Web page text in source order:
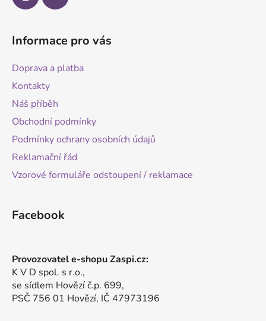
Informace pro vás
Doprava a platba
Kontakty
Náš příběh
Obchodní podmínky
Podmínky ochrany osobních údajů
Reklamační řád
Vzorové formuláře odstoupení / reklamace
Facebook
Provozovatel e-shopu Zaspi.cz:
K V D spol. s r.o.,
se sídlem Hovězí č.p. 699,
PSČ 756 01 Hovězí, IČ 47973196